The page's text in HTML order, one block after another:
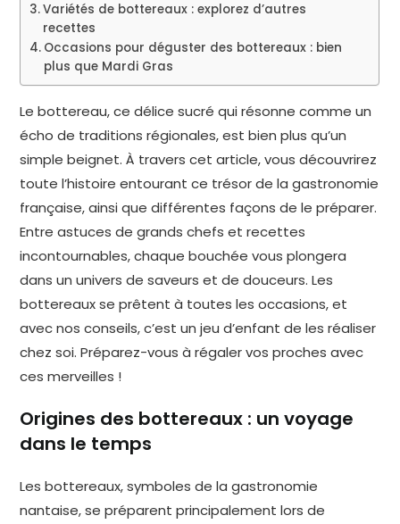
Variétés de bottereaux : explorez d’autres
recettes
Occasions pour déguster des bottereaux : bien
plus que Mardi Gras
Le bottereau, ce délice sucré qui résonne comme un
écho de traditions régionales, est bien plus qu’un
simple beignet. À travers cet article, vous découvrirez
toute l’histoire entourant ce trésor de la gastronomie
française, ainsi que différentes façons de le préparer.
Entre astuces de grands chefs et recettes
incontournables, chaque bouchée vous plongera
dans un univers de saveurs et de douceurs. Les
bottereaux se prêtent à toutes les occasions, et
avec nos conseils, c’est un jeu d’enfant de les réaliser
chez soi. Préparez-vous à régaler vos proches avec
ces merveilles !
Origines des bottereaux : un voyage
dans le temps
Les bottereaux, symboles de la gastronomie
nantaise, se préparent principalement lors de